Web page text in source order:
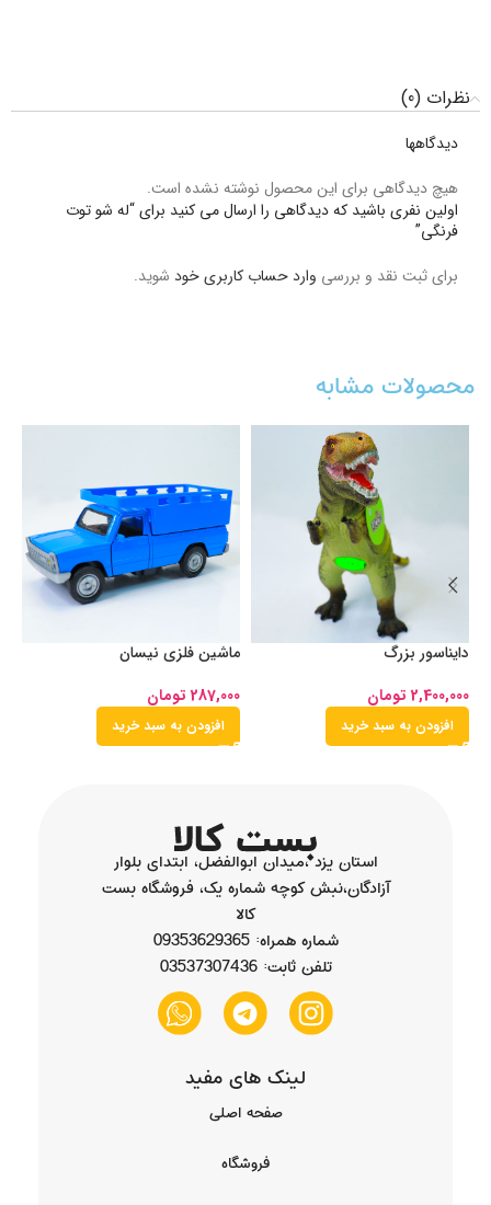
نظرات (0)
دیدگاهها
هیچ دیدگاهی برای این محصول نوشته نشده است.
اولین نفری باشید که دیدگاهی را ارسال می کنید برای “له شو توت
فرنگی”
برای ثبت نقد و بررسی وارد حساب کاربری خود شوید.
محصولات مشابه
دایناسور بزرگ
2,400,000 تومان
افزودن به سبد خرید
ماشین فلزی نیسان
287,000 تومان
افزودن به سبد خرید
استان یزد ،میدان ابوالفضل، ابتدای بلوار
آزادگان،نبش کوچه شماره یک، فروشگاه بست
کالا
شماره همراه: 09353629365
تلفن ثابت: 03537307436
لینک های مفید
صفحه اصلی
فروشگاه